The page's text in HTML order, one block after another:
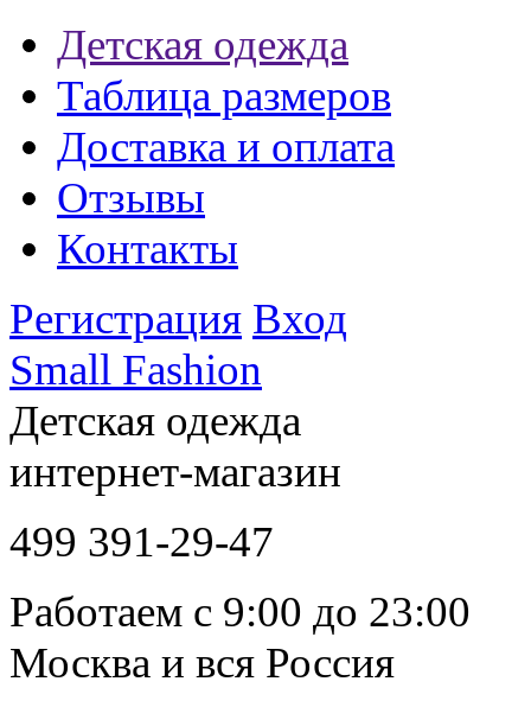
Детская одежда
Таблица размеров
Доставка и оплата
Отзывы
Контакты
Регистрация Вход
Small Fashion
Детская одежда
интернет-магазин
499 391-29-47
Работаем с 9:00 до 23:00
Москва и вся Россия